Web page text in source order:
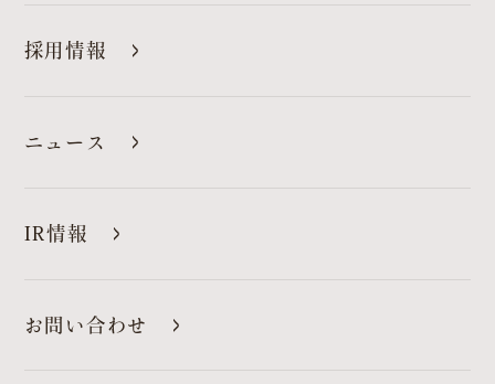
採用情報
ニュース
IR情報
お問い合わせ